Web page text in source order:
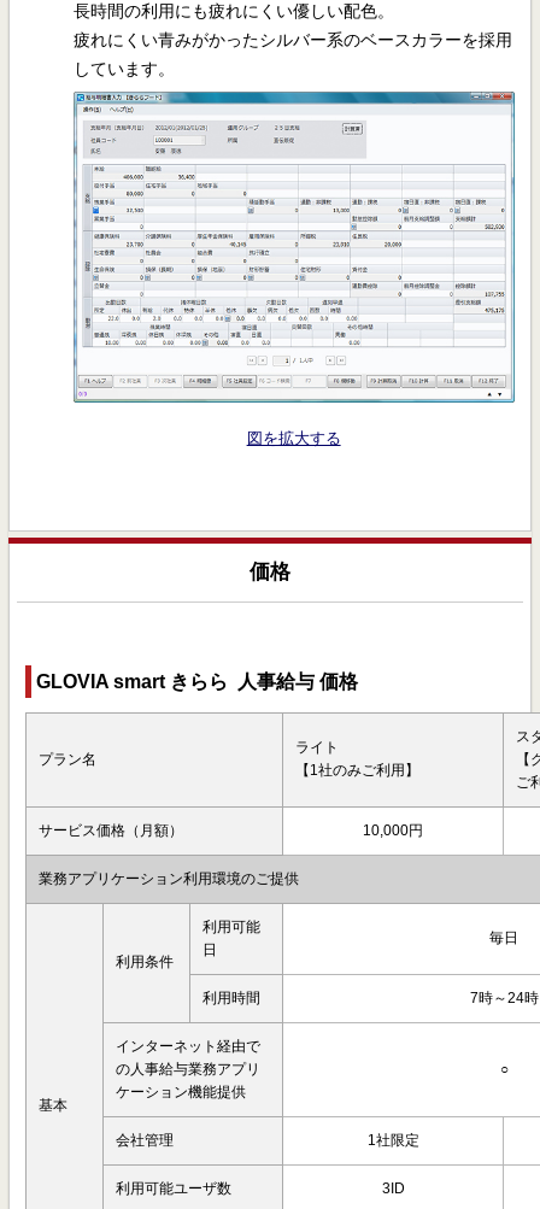
長時間の利用にも疲れにくい優しい配色。
疲れにくい青みがかったシルバー系のベースカラーを採用
しています。
図を拡大する
価格
GLOVIA smart きらら 人事給与 価格
プラン名
ライト
【1社のみご利用】
ス
ご
サービス価格（月額） 10,000円
業務アプリケーション利用環境のご提供
基本
利用条件
利用可能
日
毎日
利用時間 7時～24時
インターネット経由で
の人事給与業務アプリ
ケーション機能提供
○
会社管理 1社限定
利用可能ユーザ数 3ID